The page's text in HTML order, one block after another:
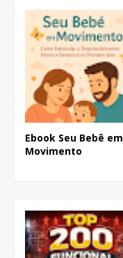
Ebook Seu Bebê em
Movimento